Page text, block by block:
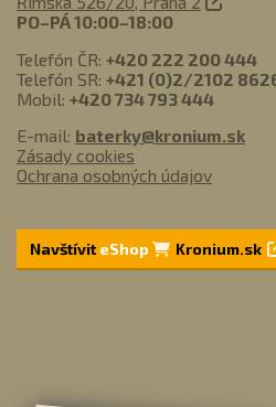
PO–PÁ 10:00–18:00
Telefón ČR: +420 222 200 444
Telefón SR: +421 (0)2/2102
Mobil: +420 734 793 444
E-mail: baterky@kronium.sk
Zásady cookies
Ochrana osobných údajov
NavštíviteShop Kronium.sk